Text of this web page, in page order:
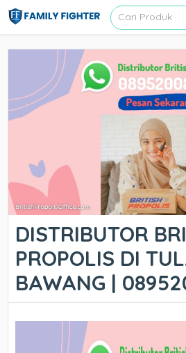
DISTRIBUTOR
PROPOLIS DI
BAWANG |